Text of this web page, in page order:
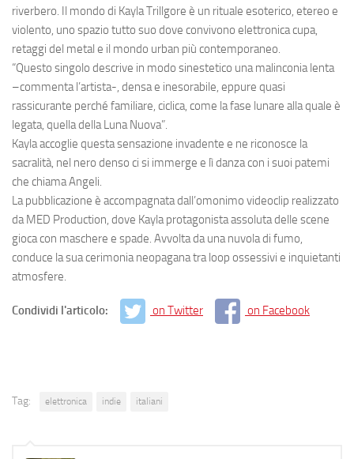
riverbero. Il mondo di Kayla Trillgore è un rituale esoterico, etereo e
violento, uno spazio tutto suo dove convivono elettronicacupa,
retaggi del metal e il mondo urban più contemporaneo.
“Questo singolo descrive in modo sinestetico una malinconia lenta
–commenta l’artista-, densa e inesorabile, eppure quasi
rassicurante perché familiare, ciclica, come la fase lunare alla quale è
legata, quella della Luna Nuova”.
Kayla accoglie questa sensazione invadente e ne riconosce la
sacralità, nel nero denso ci si immerge e lì danza con i suoi patemi
che chiama Angeli.
La pubblicazione è accompagnata dall’omonimo videoclip realizzato
da MED Production, dove Kayla protagonista assoluta delle scene
gioca con maschere e spade. Avvolta da unanuvola di fumo,
conduce la suacerimonia neopagana tra loop ossessivi e inquietanti
atmosfere.
Condividi l'articolo: on Twitter on Facebook
Tag: elettronica indie italiani